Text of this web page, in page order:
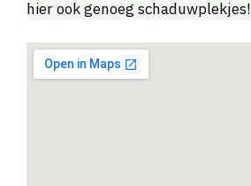
hier ook genoeg schaduwplekjes!